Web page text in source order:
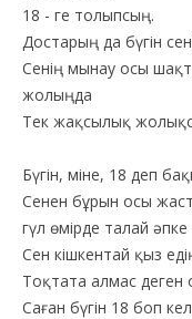
18 - ге толыпсың.
Достарың да бүгін
Сенің мынау осы
жолыңда
Тек жақсылық
Бүгін, міне, 18 деп
Сенен бұрын осы
гүл өмірде талай
Сен кішкентай қыз
Тоқтата алмас деген
Саған бүгін 18 боп